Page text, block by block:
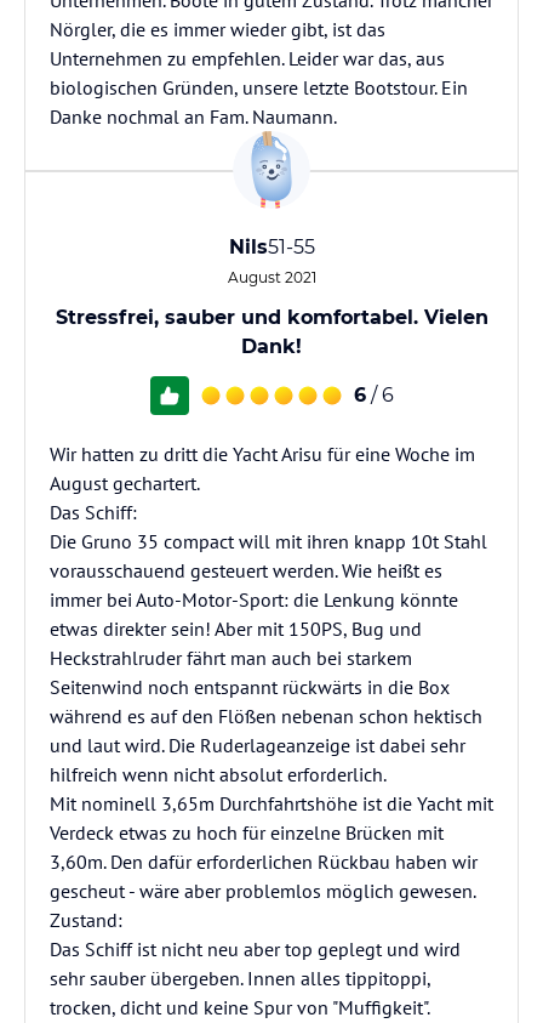
Nörgler, die es immer wieder gibt, ist das
Unternehmen zu empfehlen. Leider war das, aus
biologischen Gründen, unsere letzte Bootstour. Ein
Danke nochmal an Fam. Naumann.
Nils51-55
August 2021
Stressfrei, sauber und komfortabel. Vielen
Dank!
6 / 6
Wir hatten zu dritt die Yacht Arisu für eine Woche im
August gechartert.
Das Schiff:
Die Gruno 35 compact will mit ihren knapp 10t Stahl
vorausschauend gesteuert werden. Wie heißt es
immer bei Auto-Motor-Sport: die Lenkung könnte
etwas direkter sein! Aber mit 150PS, Bug und
Heckstrahlruder fährt man auch bei starkem
Seitenwind noch entspannt rückwärts in die Box
während es auf den Flößen nebenan schon hektisch
und laut wird. Die Ruderlageanzeige ist dabei sehr
hilfreich wenn nicht absolut erforderlich.
Mit nominell 3,65m Durchfahrtshöhe ist die Yacht mit
Verdeck etwas zu hoch für einzelne Brücken mit
3,60m. Den dafür erforderlichen Rückbau haben wir
gescheut - wäre aber problemlos möglich gewesen.
Zustand:
Das Schiff ist nicht neu aber top geplegt und wird
sehr sauber übergeben. Innen alles tippitoppi,
trocken, dicht und keine Spur von "Muffigkeit".